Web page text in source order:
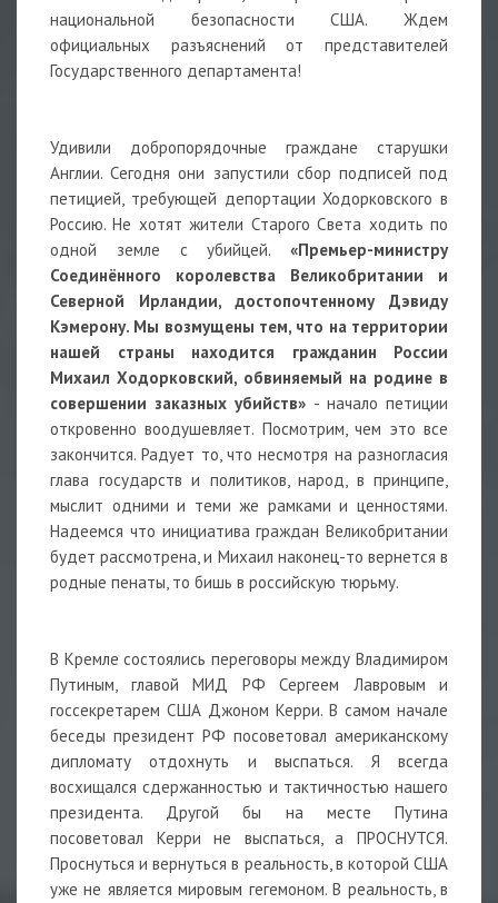
национальной безопасности США. Ждем
официальных разъяснений от представителей
Государственного департамента!
Удивили добропорядочные граждане старушки
Англии. Сегодня они запустили сбор подписей под
петицией, требующей депортации Ходорковского в
Россию. Не хотят жители Старого Света ходить по
одной земле с убийцей. «Премьер-министру
Соединённого королевства Великобритании и
Северной Ирландии, достопочтенному Дэвиду
Кэмерону. Мы возмущены тем, что на территории
нашей страны находится гражданин России
Михаил Ходорковский, обвиняемый на родине в
совершении заказных убийств» - начало петиции
откровенно воодушевляет. Посмотрим, чем это все
закончится. Радует то, что несмотря на разногласия
глава государств и политиков, народ, в принципе,
мыслит одними и теми же рамками и ценностями.
Надеемся что инициатива граждан Великобритании
будет рассмотрена, и Михаил наконец-то вернется в
родные пенаты, то бишь в российскую тюрьму.
В Кремле состоялись переговоры между Владимиром
Путиным, главой МИД РФ Сергеем Лавровым и
госсекретарем США Джоном Керри. В самом начале
беседы президент РФ посоветовал американскому
дипломату отдохнуть и выспаться. Я всегда
восхищался сдержанностью и тактичностью нашего
президента. Другой бы на месте Путина
посоветовал Керри не выспаться, а ПРОСНУТСЯ.
Проснуться и вернуться в реальность, в которой США
уже не является мировым гегемоном. В реальность, в